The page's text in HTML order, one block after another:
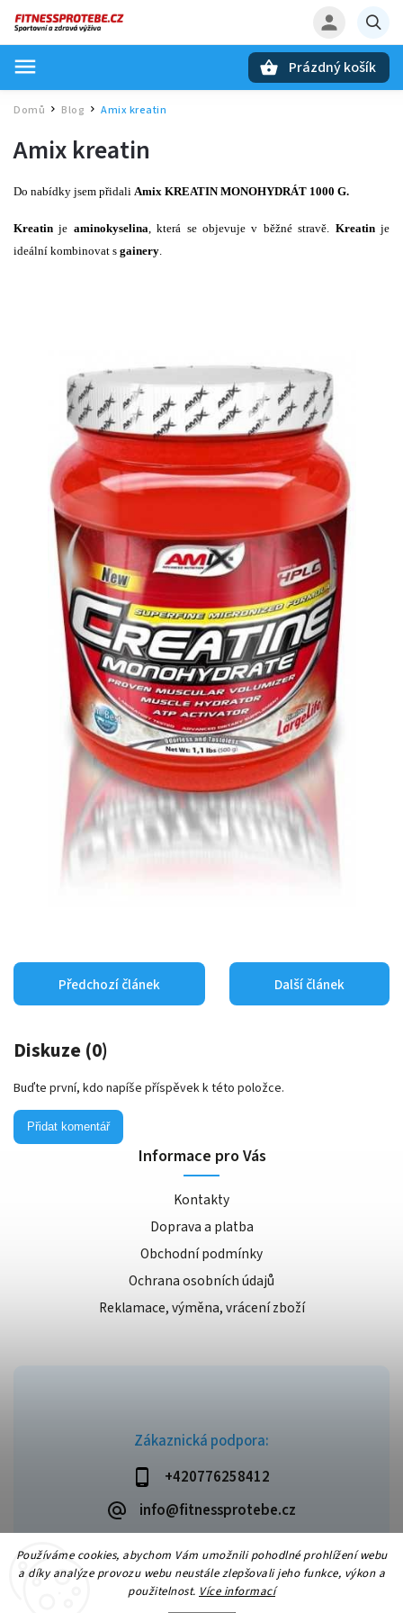
Používáme cookies, abychom Vám umožnili pohodlné prohlížení webu
a díky analýze provozu webu neustále zlepšovali jeho funkce, výkon a
použitelnost. Více informací
Prázdný košík
Domů / Blog / Amix kreatin
Amix kreatin
Do nabídky jsem přidali Amix KREATIN MONOHYDRÁT 1000 G.
Kreatin je aminokyselina, která se objevuje v běžné stravě. Kreatinje
ideální kombinovat s gainery.
Předchozí článek Další článek
Diskuze (0)
Buďte první, kdo napíše příspěvek k této položce.
Přidat komentář
Zákaznická podpora:
+420776258412
info@fitnessprotebe.cz
Informace pro Vás
Kontakty
Doprava a platba
Obchodní podmínky
Ochrana osobních údajů
Reklamace, výměna, vrácení zboží
Copyright 2026Fitnessprotebe.cz. Všechna práva vyhrazena.